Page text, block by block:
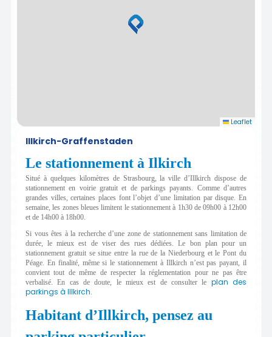
Leaflet
Illkirch-Graffenstaden
Le stationnement à Ilkirch
Situé à quelques kilomètres de Strasbourg, la ville d’Illkirch dispose de
stationnement en voirie gratuit et de parkings payants. Comme d’autres
grandes villes, certaines places font l’objet d’une limitation par disque. En
semaine, les zones bleues limitent le stationnement à 1h30 de 09h00 à 12h00
et de 14h00 à 18h00.
Si vous êtes à la recherche d’une zone de stationnement sans limitation de
durée, le mieux est de viser des rues dédiées. Le bon plan pour un
stationnement gratuit se situe entre la rue de la Niederbourg et le Pont du
Péage. En finalité, même si le stationnement à Illkirch n’est pas payant, il
convient tout de même de respecter la réglementation pour ne pas être
verbalisé. En cas de doute, le mieux est de consulter le plan des
parkings à Illkirch.
Habitant d’Illkirch, pensez au